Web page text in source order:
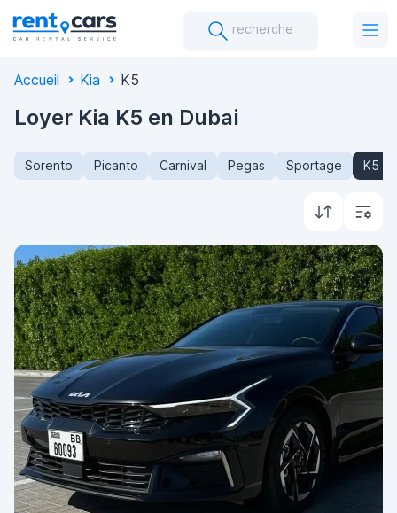
recherche
Accueil Kia K5
Loyer Kia K5 en Dubai
Sorento Picanto Carnival Pegas Sportage K5